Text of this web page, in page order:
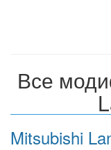
Все
Mitsubishi